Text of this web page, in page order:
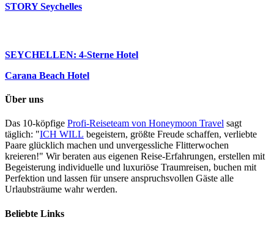
STORY Seychelles
SEYCHELLEN: 4-Sterne Hotel
Carana Beach Hotel
Über uns
Das 10-köpfige Profi-Reiseteam von Honeymoon Travel sagt
täglich: "ICH WILL begeistern, größte Freude schaffen, verliebte
Paare glücklich machen und unvergessliche Flitterwochen
kreieren!" Wir beraten aus eigenen Reise-Erfahrungen, erstellen mit
Begeisterung individuelle und luxuriöse Traumreisen, buchen mit
Perfektion und lassen für unsere anspruchsvollen Gäste alle
Urlaubsträume wahr werden.
Beliebte Links